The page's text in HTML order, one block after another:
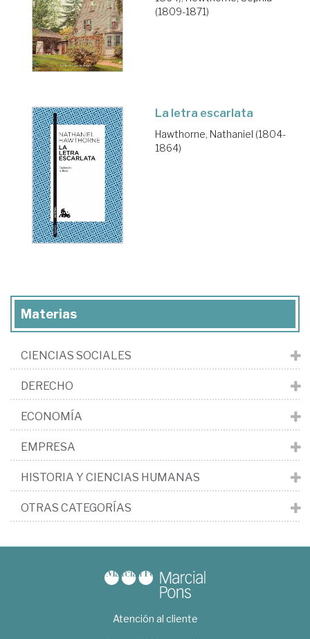
(1809-1871)
La letra escarlata
Hawthorne, Nathaniel (1804-
1864)
Materias
CIENCIAS SOCIALES
DERECHO
ECONOMÍA
EMPRESA
HISTORIA Y CIENCIAS HUMANAS
OTRAS CATEGORÍAS
Atención al cliente